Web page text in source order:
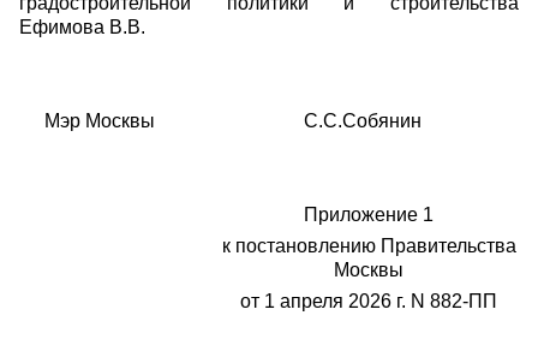
Ефимова В.В.
Мэр Москвы С.С.Собянин
Приложение 1
к постановлению Правительства
Москвы
от 1 апреля 2026 г. N 882-ПП